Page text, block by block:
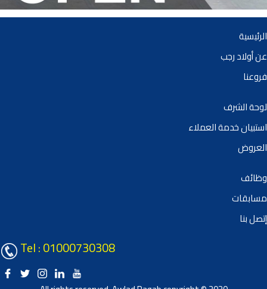
الرئيسية
عن أولاد رجب
فروعنا
لوحة الشرف
استبيان خدمة العملاء
العروض
وظائف
مسابقات
إتصل بنا
Tel : 01000730308